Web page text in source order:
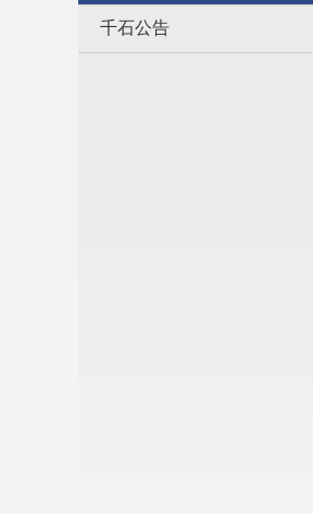
千石公告